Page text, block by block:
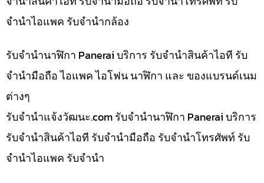
จำนำไอแพค รับจำนำกล้อง
รับจำนำนาฬิกา Panerai บริการ รับจำนำสินค้าไอที รับ
จำนำมือถือ ไอแพค ไอโฟน นาฬิกา และ ของแบรนด์เนม
ต่างๆ
รับจํานําแจ้งวัฒนะ.com รับจำนำนาฬิกา Panerai บริการ
รับจำนำสินค้าไอที รับจำนำมือถือ รับจำนำโทรศัพท์ รับ
จำนำไอแพค รับจำนำ